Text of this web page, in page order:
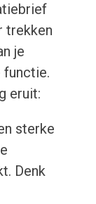
trekken
je
functie.
eruit:
sterke
Denk